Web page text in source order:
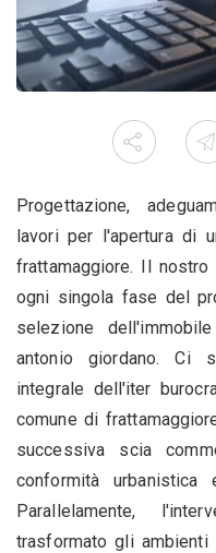
Progettazione,
lavori per l'apertura di
frattamaggiore. Il
ogni singola fase del
selezione
antonio giordano. Ci
integrale dell'iter
comune di
successiva scia
conformità
Parallelamente,
trasformato gli